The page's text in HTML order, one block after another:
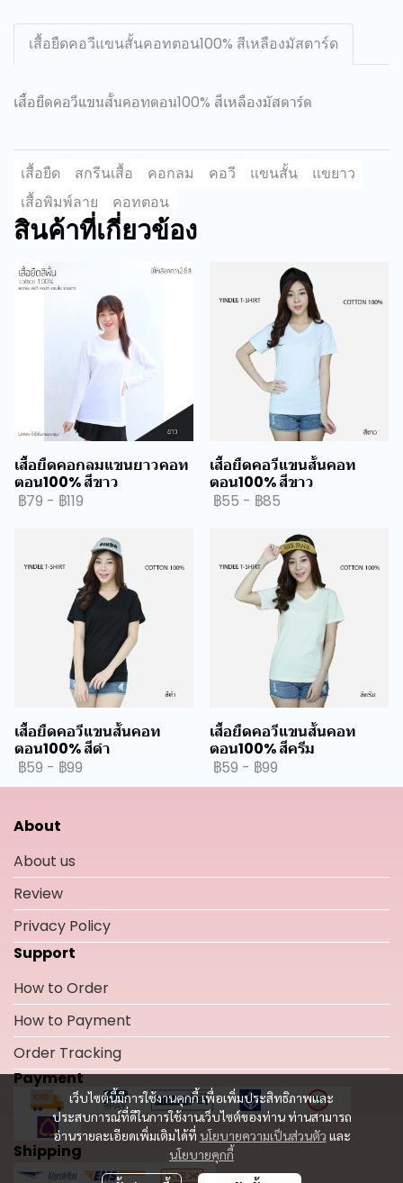
เสื้อยืดคอวีแขนสั้นคอทตอน100% สีเหลืองมัสตาร์ด
เสื้อยืดคอวีแขนสั้นคอทตอน100% สีเหลืองมัสตาร์ด
เสื้อยืด สกรีนเสื้อ คอกลม คอวี แขนสั้น
แขยาว
เสื้อพิมพ์ลาย
คอทตอน
สินค้าที่เกี่ยวข้อง
เสื้อยืดคอกลมแขนยาวคอท
ตอน100% สีขาว
฿79 - ฿119
เสื้อยืดคอวีแขนสั้นคอท
ตอน100% สีขาว
฿55 - ฿85
เสื้อยืดคอวีแขนสั้นคอท
ตอน100% สีดำ
฿59 - ฿99
เสื้อยืดคอวีแขนสั้นคอท
ตอน100% สีครีม
฿59 - ฿99
เว็บไซต์นี้มีการใช้งานคุกกี้ เพื่อเพิ่มประสิทธิภาพและ
ประสบการณ์ที่ดีในการใช้งานเว็บไซต์ของท่าน ท่านสามารถ
อ่านรายละเอียดเพิ่มเติมได้ที่ นโยบายความเป็นส่วนตัว และ
นโยบายคุกกี้
About
About us
Review
Privacy Policy
Support
How to Order
How to Payment
Order Tracking
Payment
Shipping